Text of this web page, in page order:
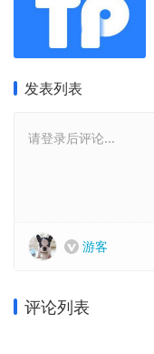
发表列表
请登录后评论...
游客
评论列表